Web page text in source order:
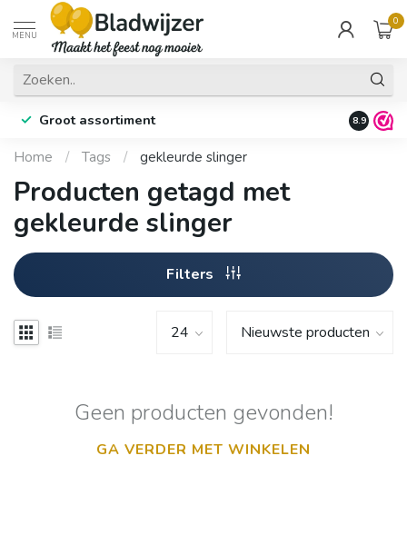
MENU
0
Groot assortiment Fysieke
8.9
Home / Tags / gekleurde slinger
Producten getagd met
gekleurde slinger
Filters
Geen producten gevonden!
GA VERDER MET WINKELEN